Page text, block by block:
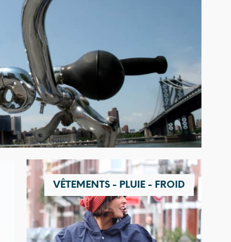
VÊTEMENTS - PLUIE - FROID